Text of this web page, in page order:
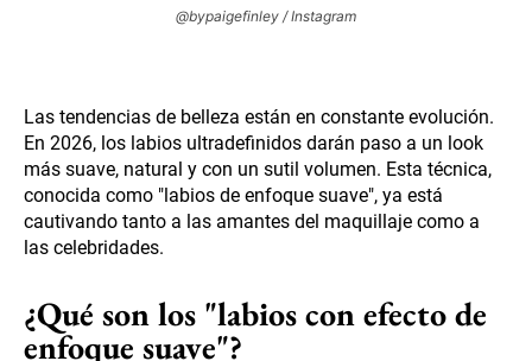
@bypaigefinley / Instagram
Las tendencias de belleza están en constante evolución.
En 2026, los labios ultradefinidos darán paso a un look
más suave, natural y con un sutil volumen. Esta técnica,
conocida como "labios de enfoque suave", ya está
cautivando tanto a las amantes del maquillaje como a
las celebridades.
¿Qué son los "labios con efecto de
enfoque suave"?